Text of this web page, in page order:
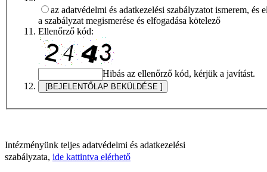
az adatvédelmi és adatkezelési szabályzatot ismerem, és
a szabályzat megismerése és elfogadása kötelező
Ellenőrző kód:
Hibás az ellenőrző kód, kérjük a javítást.
Intézményünk teljes adatvédelmi és adatkezelési
szabályzata, ide kattintva elérhető